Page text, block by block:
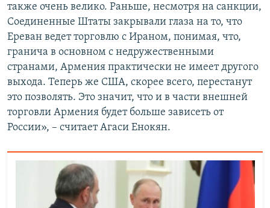
также очень велико. Раньше, несмотря на санкции,
Соединенные Штаты закрывали глаза на то, что
Ереван ведет торговлю с Ираном, понимая, что,
гранича в основном с недружественными
странами, Армения практически не имеет другого
выхода. Теперь же США, скорее всего, перестанут
это позволять. Это значит, что и в части внешней
торговли Армения будет больше зависеть от
России», – считает Агаси Енокян.